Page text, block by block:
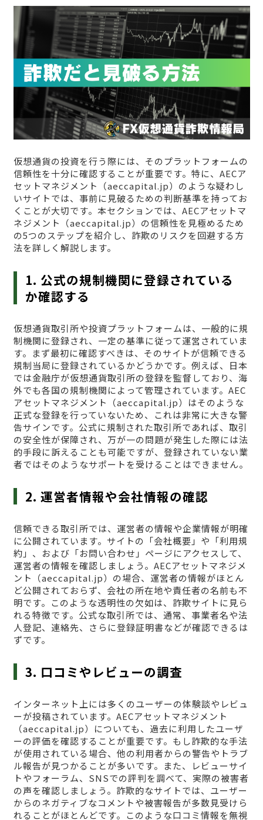
仮想通貨の投資を行う際には、そのプラットフォームの
信頼性を十分に確認することが重要です。特に、AECア
セットマネジメント（aeccapital.jp）のような疑わし
いサイトでは、事前に見破るための判断基準を持ってお
くことが大切です。本セクションでは、AECアセットマ
ネジメント（aeccapital.jp）の信頼性を見極めるため
の5つのステップを紹介し、詐欺のリスクを回避する方
法を詳しく解説します。
1. 公式の規制機関に登録されている
か確認する
仮想通貨取引所や投資プラットフォームは、一般的に規
制機関に登録され、一定の基準に従って運営されていま
す。まず最初に確認すべきは、そのサイトが信頼できる
規制当局に登録されているかどうかです。例えば、日本
では金融庁が仮想通貨取引所の登録を監督しており、海
外でも各国の規制機関によって管理されています。AEC
アセットマネジメント（aeccapital.jp）はそのような
正式な登録を行っていないため、これは非常に大きな警
告サインです。公式に規制された取引所であれば、取引
の安全性が保障され、万が一の問題が発生した際には法
的手段に訴えることも可能ですが、登録されていない業
者ではそのようなサポートを受けることはできません。
2. 運営者情報や会社情報の確認
信頼できる取引所では、運営者の情報や企業情報が明確
に公開されています。サイトの「会社概要」や「利用規
約」、および「お問い合わせ」ページにアクセスして、
運営者の情報を確認しましょう。AECアセットマネジメ
ント（aeccapital.jp）の場合、運営者の情報がほとん
ど公開されておらず、会社の所在地や責任者の名前も不
明です。このような透明性の欠如は、詐欺サイトに見ら
れる特徴です。公式な取引所では、通常、事業者名や法
人登記、連絡先、さらに登録証明書などが確認できるは
ずです。
3. 口コミやレビューの調査
インターネット上には多くのユーザーの体験談やレビュ
ーが投稿されています。AECアセットマネジメント
（aeccapital.jp）についても、過去に利用したユーザ
ーの評価を確認することが重要です。もし詐欺的な手法
が使用されている場合、他の利用者からの警告やトラブ
ル報告が見つかることが多いです。また、レビューサイ
トやフォーラム、SNSでの評判を調べて、実際の被害者
の声を確認しましょう。詐欺的なサイトでは、ユーザー
からのネガティブなコメントや被害報告が多数見受けら
れることがほとんどです。このような口コミ情報を無視